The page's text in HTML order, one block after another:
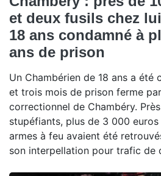
et deux fusils chez
18 ans condamné à
ans de prison
Un Chambérien de 18 ans a été
et trois mois de prison ferme
correctionnel de Chambéry.
stupéfiants, plus de 3 000
armes à feu avaient été
son interpellation pour trafic de